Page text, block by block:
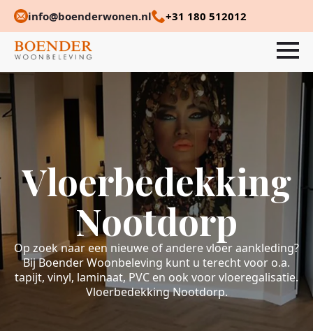
info@boenderwonen.nl +31 180 512012
Vloerbedekking
Nootdorp
Op zoek naar een nieuwe of andere vloer aankleding?
Bij Boender Woonbeleving kunt u terecht voor o.a.
tapijt, vinyl, laminaat, PVC en ook voor vloeregalisatie.
Vloerbedekking Nootdorp.